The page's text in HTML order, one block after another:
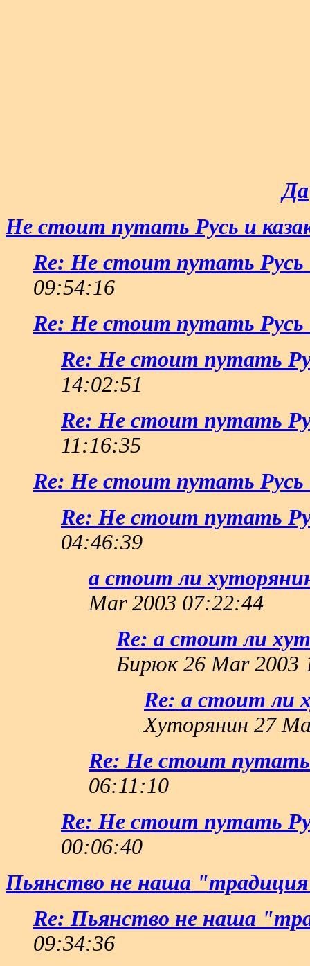
Да
Не стоит путать Русь и
Re: Не стоит путать Русь
09:54:16
Re: Не стоит путать Русь
Re: Не стоит путать
14:02:51
Re: Не стоит путать
11:16:35
Re: Не стоит путать Русь
Re: Не стоит путать
04:46:39
а стоит ли
Mar 2003 07:22:44
Re: а стоит ли
Бирюк 26 Mar 2003
Re: а стоит ли
Хуторянин 27
Re: Не стоит путать
06:11:10
Re: Не стоит путать
00:06:40
Пьянство не наша
Re: Пьянство не наша
09:34:36